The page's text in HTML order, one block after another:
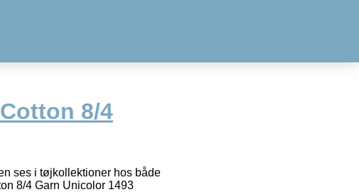
8/4
ses i tøjkollektioner hos både
8/4 Garn Unicolor 1493